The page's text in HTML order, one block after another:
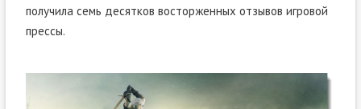
получила семь десятков восторженных отзывов игровой
прессы.